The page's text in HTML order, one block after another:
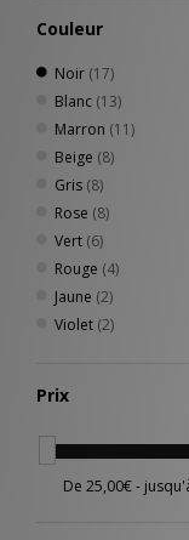
Couleur
Noir (17)
Blanc (13)
Marron (11)
Beige (8)
Gris (8)
Rose (8)
Vert (6)
Rouge (4)
Jaune (2)
Violet (2)
Or / dorée
Bleu
Prix